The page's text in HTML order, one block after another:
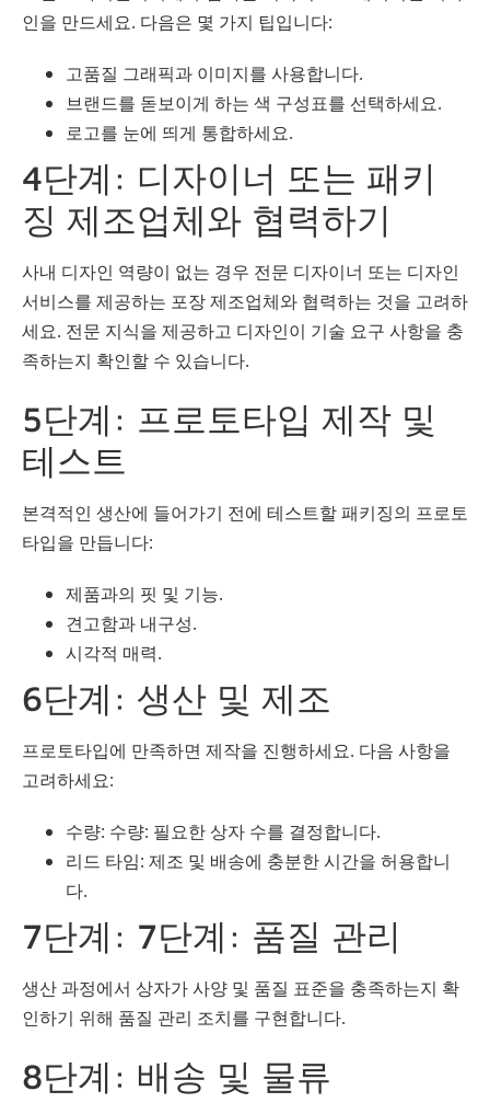
인을 만드세요. 다음은 몇 가지 팁입니다:
고품질 그래픽과 이미지를 사용합니다.
브랜드를 돋보이게 하는 색 구성표를 선택하세요.
로고를 눈에 띄게 통합하세요.
4단계: 디자이너 또는 패키
징 제조업체와 협력하기
사내 디자인 역량이 없는 경우 전문 디자이너 또는 디자인
서비스를 제공하는 포장 제조업체와 협력하는 것을 고려하
세요. 전문 지식을 제공하고 디자인이 기술 요구 사항을 충
족하는지 확인할 수 있습니다.
5단계: 프로토타입 제작 및
테스트
본격적인 생산에 들어가기 전에 테스트할 패키징의 프로토
타입을 만듭니다:
제품과의 핏 및 기능.
견고함과 내구성.
시각적 매력.
6단계: 생산 및 제조
프로토타입에 만족하면 제작을 진행하세요. 다음 사항을
고려하세요:
수량: 수량: 필요한 상자 수를 결정합니다.
리드 타임: 제조 및 배송에 충분한 시간을 허용합니
다.
7단계: 7단계: 품질 관리
생산 과정에서 상자가 사양 및 품질 표준을 충족하는지 확
인하기 위해 품질 관리 조치를 구현합니다.
8단계: 배송 및 물류